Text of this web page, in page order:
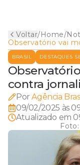
Voltar/Home/
Observatório vai
violência contra
BRASIL DESTAQUES
contra
Por Agência
09/02/2025 às
Atualizado em
Foto: